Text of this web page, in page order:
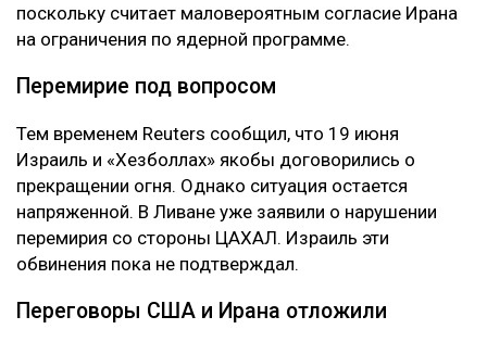
поскольку считает маловероятным согласие Ирана
на ограничения по ядерной программе.
Перемирие под вопросом
Тем временем Reuters сообщил, что 19 июня
Израиль и «Хезболлах» якобы договорились о
прекращении огня. Однако ситуация остается
напряженной. В Ливане уже заявили о нарушении
перемирия со стороны ЦАХАЛ. Израиль эти
обвинения пока не подтверждал.
Переговоры США и Ирана отложили